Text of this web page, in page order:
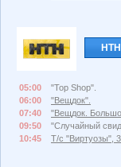
НТН
05:00
"Top Shop".
06:00
"Вещдок".
07:40
"Вещдок.
09:50
"Случайный
10:45
Т/с "Виртуозы", 3